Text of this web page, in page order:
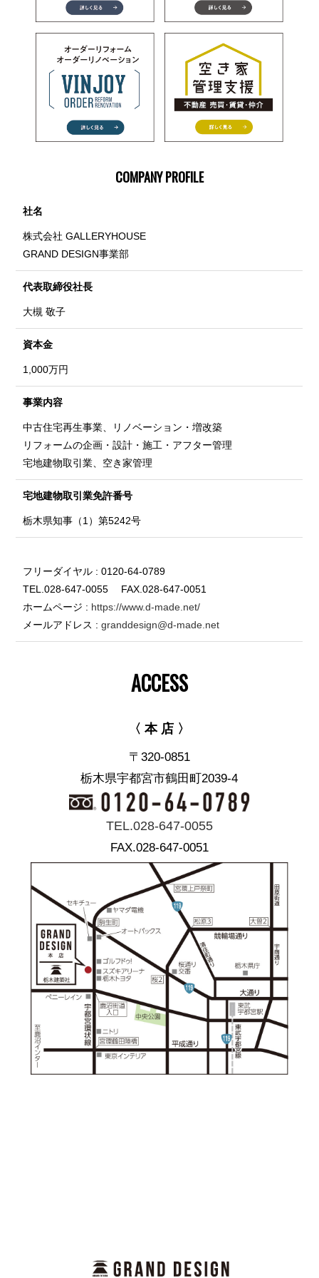
COMPANY PROFILE
社名
株式会社 GALLERYHOUSE
GRAND DESIGN事業部
代表取締役社長
大槻 敬子
資本金
1,000万円
事業内容
中古住宅再生事業、リノベーション・増改築
リフォームの企画・設計・施工・アフター管理
宅地建物取引業、空き家管理
宅地建物取引業免許番号
栃木県知事（1）第5242号
フリーダイヤル : 0120-64-0789
TEL.028-647-0055 FAX.028-647-0051
ホームページ : https://www.d-made.net/
メールアドレス :granddesign@d-made.net
ACCESS
〈 本 店 〉
〒320-0851
栃木県宇都宮市鶴田町2039-4
TEL.028-647-0055
FAX.028-647-0051